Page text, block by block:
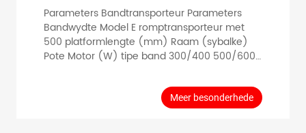
Parameters Bandtransporteur Parameters
Bandwydte Model E romptransporteur met
500 platformlengte (mm) Raam (sybalke)
Pote Motor (W) tipe band 300/400 500/600
koolstofstaal aluminiumlegering Vlekvrye
staal koolstofstaal aluminiumlegering 120 PVC
PU Slytvaste rubber Voedsel H1000/1000 200
Meer besonderhede